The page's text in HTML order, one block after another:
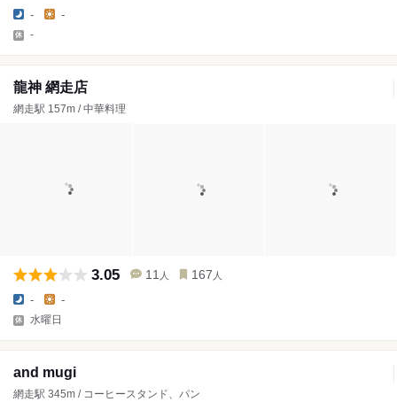
- -
-
龍神 網走店
網走駅 157m / 中華料理
3.05 11 人 167 人
- -
水曜日
and mugi
網走駅 345m / コーヒースタンド、パン